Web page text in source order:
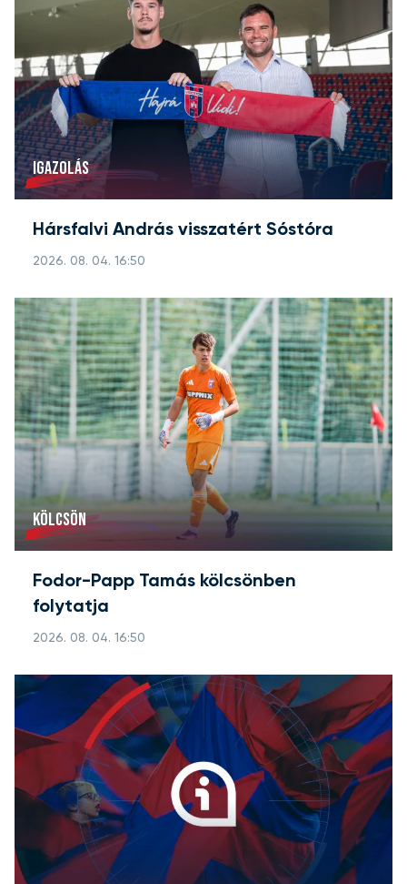
IGAZOLÁS
Hársfalvi András visszatért Sóstóra
2026. 08. 04. 16:50
KÖLCSÖN
Fodor-Papp Tamás kölcsönben
folytatja
2026. 08. 04. 16:50